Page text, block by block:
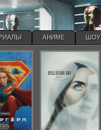
АНИМЕ ШОУ